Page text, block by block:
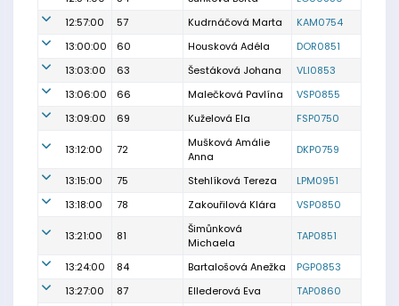
12:57:00
57 Kudrnáčová Marta
KAM0754
13:00:00
60 Housková Adéla
DOR0851
13:03:00
63 Šestáková Johana
VLI0853
13:06:00
66 Malečková Pavlína
VSP0855
13:09:00
69 Kuželová Ela FSP0750
13:12:00 72
Mušková Amálie
Anna
DKP0759
13:15:00 75 Stehlíková Tereza
LPM0951
13:18:00
78 Zakouřilová Klára VSP0850
13:21:00 81
Šimůnková
Michaela
TAP0851
13:24:00 84 Bartalošová Anežka
PGP0853
13:27:00
87 Ellederová Eva TAP0860